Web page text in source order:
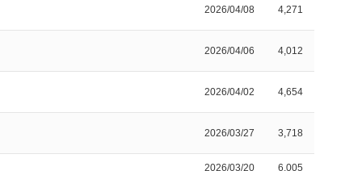
2026/04/08 4,271
2026/04/06 4,012
2026/04/02 4,654
2026/03/27 3,718
2026/03/20 6,005